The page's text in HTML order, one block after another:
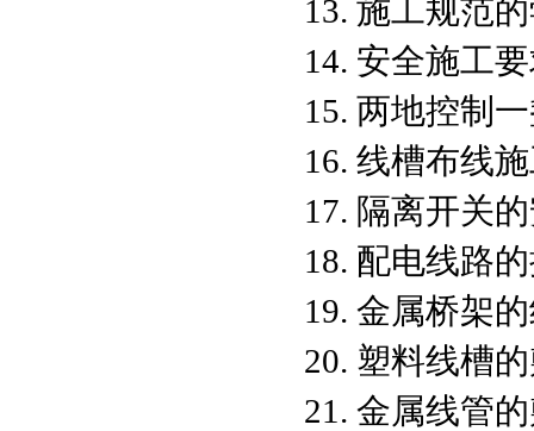
13. 施工规范
14. 安全施工
15. 两地控制
16. 线槽布线
17. 隔离开关
18. 配电线路
19. 金属桥架
20. 塑料线槽
21. 金属线管